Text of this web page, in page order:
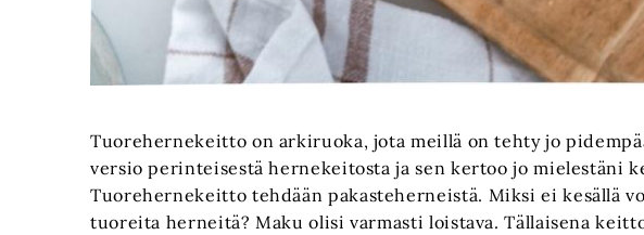
Tuorehernekeitto on arkiruoka, jota meillä on tehty jo
versio perinteisestä hernekeitosta ja sen kertoo jo mielestäni
Tuorehernekeitto tehdään pakasteherneistä. Miksi ei kesällä
tuoreita herneitä? Maku olisi varmasti loistava. Tällaisena